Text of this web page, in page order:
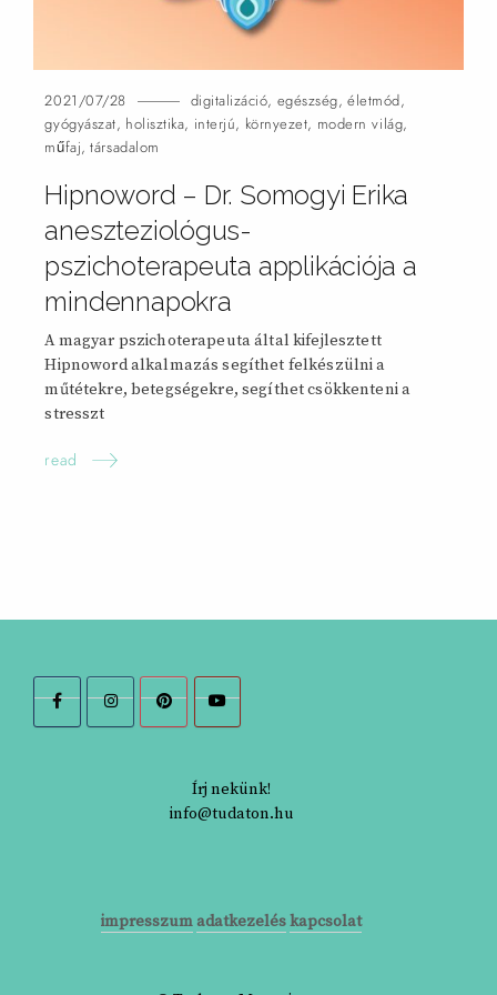
2021/07/28 digitalizáció, egészség,életmód,
gyógyászat, holisztika, interjú, környezet, modern világ,
műfaj,társadalom
Hipnoword – Dr. Somogyi Erika
aneszteziológus-
pszichoterapeuta applikációja a
mindennapokra
A magyar pszichoterapeuta által kifejlesztett
Hipnoword alkalmazás segíthet felkészülni a
műtétekre, betegségekre, segíthet csökkenteni a
stresszt
read
Írj nekünk!
info@tudaton.hu
impresszum adatkezeléskapcsolat